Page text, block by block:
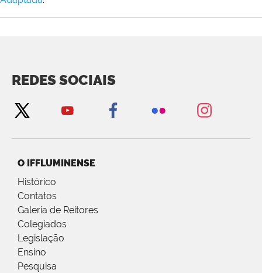
REDES SOCIAIS
O IFFLUMINENSE
Histórico
Contatos
Galeria de Reitores
Colegiados
Legislação
Ensino
Pesquisa